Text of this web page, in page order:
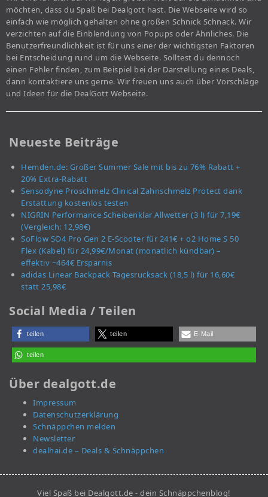
möchten, dass du Spaß bei Dealgott hast. Die Webseite wird so
einfach wie möglich gehalten ohne großen Schnick Schnack. Wir
verzichten auf die Einblendung von Popups oder Ähnliches. Die
Benutzerfreundlichkeit ist für uns einer der wichtigsten Faktoren
bei Entscheidung rund um die Webseite. Solltest du dennoch
einen Fehler finden, zum Beispiel bei der Darstellung eines Deals,
dann kontaktiere uns gerne. Wir freuen uns auch über Vorschläge
und Ideen für die DealGott Webseite.
Neueste Beiträge
Hemden.de: Großer Summer Sale mit bis zu 76% Rabatt +
20% Extra-Rabatt
Sensodyne Proschmelz Clinical Zahnschmelz Protect dank
Erstattung kostenlos testen
NIGRIN Performance Scheibenklar Allwetter (3 l) für 7,19€
(Vergleich: 12,98€)
SoFlow SO4 Pro Gen 2 E-Scooter für 241€ + o2 Home S 50
Flex (Kabel) für 24,99€/Monat (monatlich kündbar) –
effektiv ~464€ Ersparnis
adidas Linear Backpack Tagesrucksack (18,5 l) für 16,60€
statt 25,98€
Social Media / Teilen
teilen teilen E-Mail
teilen
Über dealgott.de
Impressum
Datenschutzerklärung
Schnäppchen melden
Newsletter
dealhai.de – Deals & Schnäppchen
Viel Spaß bei Dealgott.de - dein Schnäppchenblog!